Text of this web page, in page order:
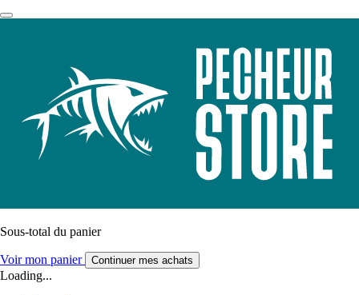
Sous-total du panier
Voir mon panier Continuer mes achats
Loading...